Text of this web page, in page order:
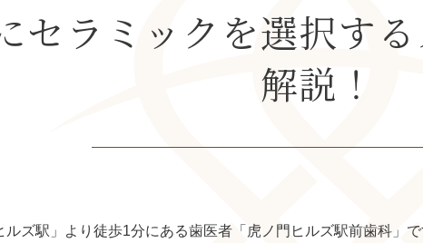
セラミックを選択す
解説！
ズ駅」より徒歩1分にある歯医者「虎ノ門ヒルズ駅前歯科」で